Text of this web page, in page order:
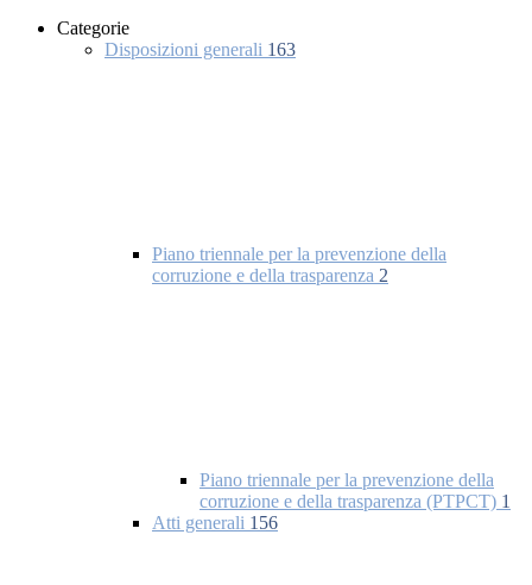
Categorie
Disposizioni generali 163
Piano triennale per la prevenzione della
corruzione e della trasparenza 2
Piano triennale per la prevenzione della
corruzione e della trasparenza (PTPCT) 1
Atti generali 156